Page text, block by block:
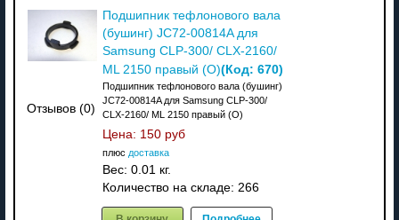
Отзывов (0)
Подшипник тефлонового вала
(бушинг) JC72-00814A для
Samsung CLP-300/ CLX-2160/
ML 2150 правый (О)(Код: 670)
Подшипник тефлонового вала (бушинг)
JC72-00814A для Samsung CLP-300/
CLX-2160/ ML 2150 правый (О)
Цена: 150 руб
плюс доставка
Вес: 0.01 кг.
Количество на складе: 266